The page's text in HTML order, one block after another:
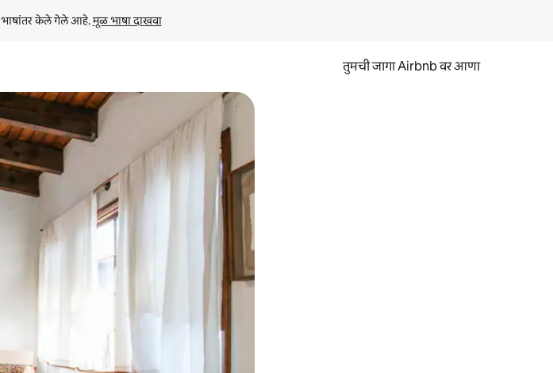
भाषांतर केले गेले आहे. मूळ भाषा दाखवा
तुमची जागा Airbnb वर आणा
जेश्चर्स वापरून एक्सप्लोर करा.